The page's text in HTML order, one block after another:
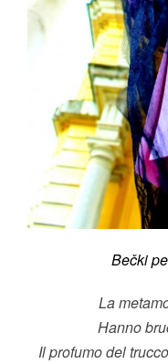
Bečki
La
Hanno
Il profumo del